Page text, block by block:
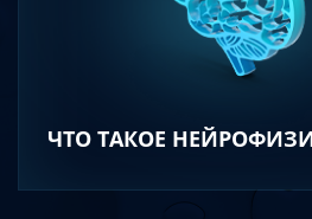
ЧТО ТАКОЕ